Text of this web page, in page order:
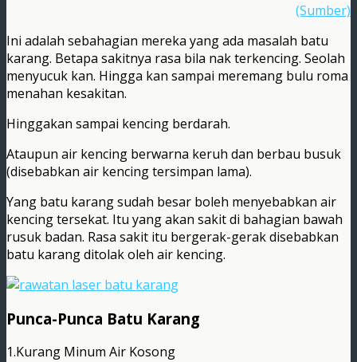
(Sumber)
Ini adalah sebahagian mereka yang ada masalah batu
karang. Betapa sakitnya rasa bila nak terkencing. Seolah
menyucuk kan. Hingga kan sampai meremang bulu roma
menahan kesakitan.
Hinggakan sampai kencing berdarah.
Ataupun air kencing berwarna keruh dan berbau busuk
(disebabkan air kencing tersimpan lama).
Yang batu karang sudah besar boleh menyebabkan air
kencing tersekat. Itu yang akan sakit di bahagian bawah
rusuk badan. Rasa sakit itu bergerak-gerak disebabkan
batu karang ditolak oleh air kencing.
Punca-Punca Batu Karang
1.Kurang Minum Air Kosong